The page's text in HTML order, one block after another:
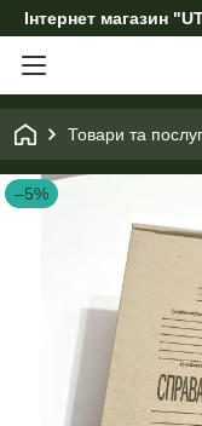
Інтернет магазин
Товари та
–5%